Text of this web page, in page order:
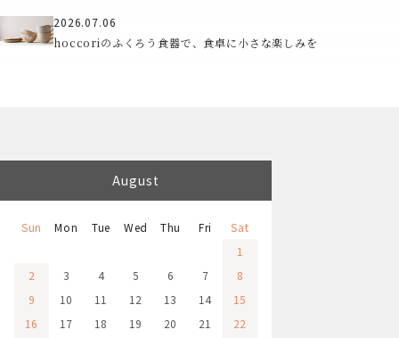
2026.07.06
hoccoriのふくろう食器で、食卓に小さな楽しみを
August
Sun Mon Tue Wed Thu Fri
Sat
1
2
3 4 5 6 7
8
9
10 11 12 13 14
15
16
17 18 19 20 21
22